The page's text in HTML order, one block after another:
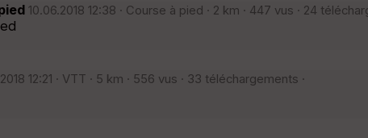
10.06.2018 12:38 · Course à pied · 2 km · 447 vus · 24
12:21 · VTT · 5 km · 556 vus · 33 téléchargements ·